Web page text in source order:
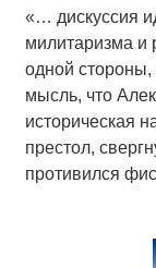
«… дискуссия
милитаризма и
одной
мысль, что
историческая
престол,
противился